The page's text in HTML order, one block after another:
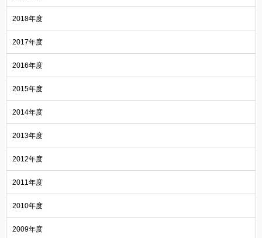
2018年度
2017年度
2016年度
2015年度
2014年度
2013年度
2012年度
2011年度
2010年度
2009年度